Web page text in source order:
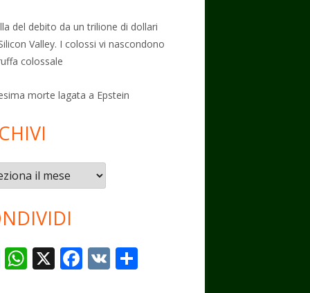
del debito da un trilione di dollari
Valley. I colossi vi nascondono
colossale
morte lagata a Epstein
T W X F V